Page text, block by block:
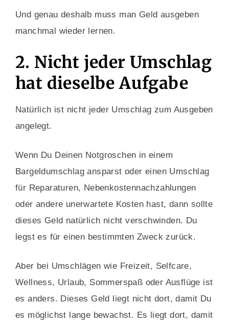
Und genau deshalb muss man Geld ausgeben
manchmal wieder lernen.
2. Nicht jeder Umschlag
hat dieselbe Aufgabe
Natürlich ist nicht jeder Umschlag zum Ausgeben
angelegt.
Wenn Du Deinen Notgroschen in einem
Bargeldumschlag ansparst oder einen Umschlag
für Reparaturen, Nebenkostennachzahlungen
oder andere unerwartete Kosten hast, dann sollte
dieses Geld natürlich nicht verschwinden. Du
legst es für einen bestimmten Zweck zurück.
Aber bei Umschlägen wie Freizeit, Selfcare,
Wellness, Urlaub, Sommerspaß oder Ausflüge ist
es anders. Dieses Geld liegt nicht dort, damit Du
es möglichst lange bewachst. Es liegt dort, damit